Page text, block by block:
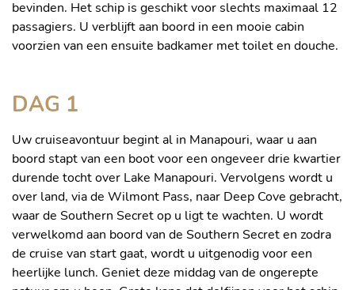
bevinden. Het schip is geschikt voor slechts maximaal 12
passagiers. U verblijft aan boord in een mooie cabin
voorzien van een ensuite badkamer met toilet en douche.
DAG 1
Uw cruiseavontuur begint al in Manapouri, waar u aan
boord stapt van een boot voor een ongeveer drie kwartier
durende tocht over Lake Manapouri. Vervolgens wordt u
over land, via de Wilmont Pass, naar Deep Cove gebracht,
waar de Southern Secret op u ligt te wachten. U wordt
verwelkomd aan boord van de Southern Secret en zodra
de cruise van start gaat, wordt u uitgenodig voor een
heerlijke lunch. Geniet deze middag van de ongerepte